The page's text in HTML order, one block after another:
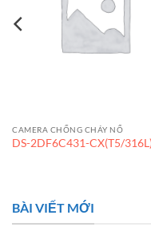
CAMERA CHỐNG CHÁY NỔ
DS-2DF6C431-CX(T5/
BÀI VIẾT MỚI